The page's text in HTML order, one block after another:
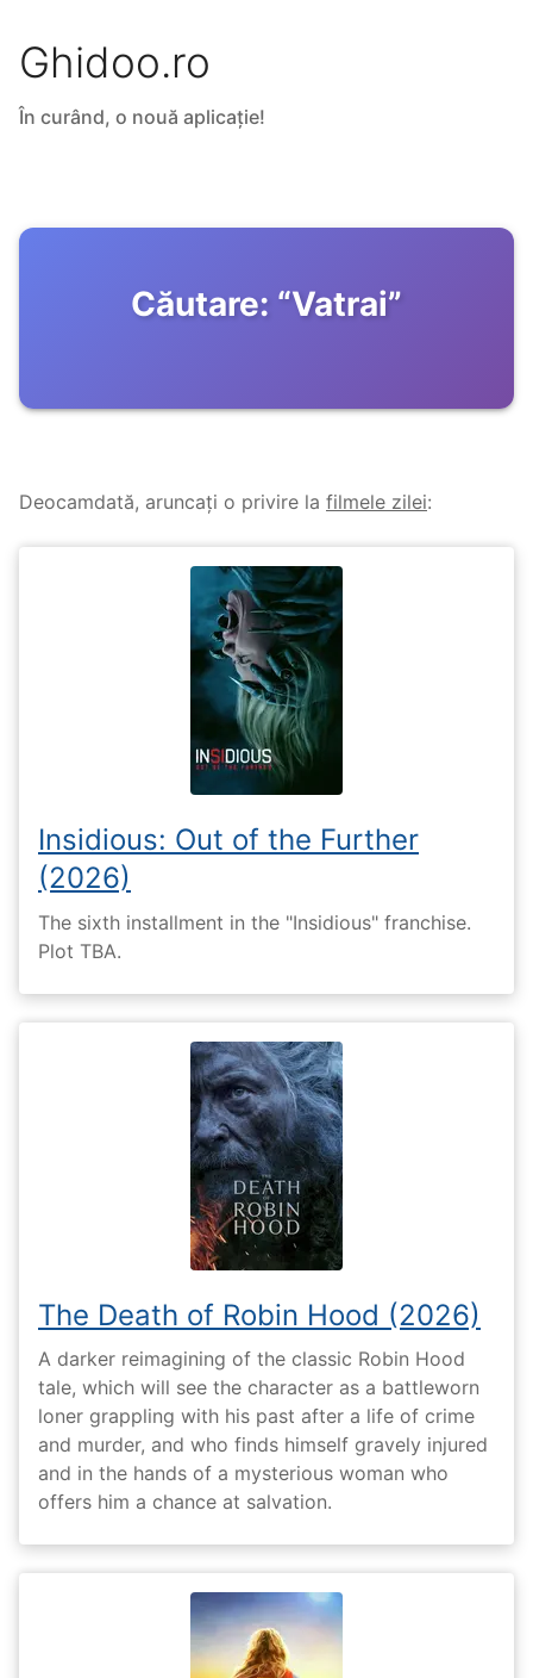
Ghidoo.ro
În curând, o nouă aplicație!
Căutare: “Vatrai”
Deocamdată, aruncați o privire la filmele zilei:
Insidious: Out of the Further
(2026)
The sixth installment in the "Insidious" franchise.
Plot TBA.
The Death of Robin Hood (2026)
A darker reimagining of the classic Robin Hood
tale, which will see the character as a battleworn
loner grappling with his past after a life of crime
and murder, and who finds himself gravely injured
and in the hands of a mysterious woman who
offers him a chance at salvation.